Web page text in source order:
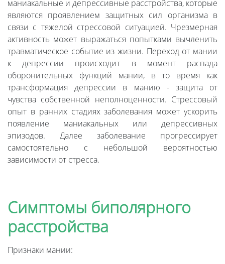
маниакальные и депрессивные расстройства, которые
являются проявлением защитных сил организма в
связи с тяжелой стрессовой ситуацией. Чрезмерная
активность может выражаться попытками вычленить
травматическое событие из жизни. Переход от мании
к депрессии происходит в момент распада
оборонительных функций мании, в то время как
трансформация депрессии в манию - защита от
чувства собственной неполноценности. Стрессовый
опыт в ранних стадиях заболевания может ускорить
появление маниакальных или депрессивных
эпизодов. Далее заболевание прогрессирует
самостоятельно с небольшой вероятностью
зависимости от стресса.
Симптомы биполярного
расстройства
Признаки мании: